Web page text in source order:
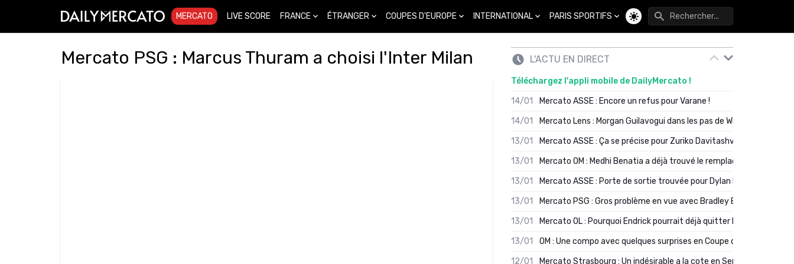
MERCATO LIVE SCORE FRANCE ÉTRANGER COUPES D'EUROPE INTERNATIONAL PARIS SPORTIFS
Changer de thème
Mercato PSG : Marcus Thuram a choisi l'Inter Milan L'ACTU EN DIRECT
Téléchargez l'appli mobile de DailyMercato !
14/01
Mercato ASSE : Encore un refus pour Varane !
14/01
Mercato Lens : Morgan Guilavogui dans les pas de Will Still ?
13/01
Mercato ASSE : Ça se précise pour Zuriko Davitashvili
13/01
Mercato OM : Medhi Benatia a déjà trouvé le remplaçant de Robinio
13/01
Mercato ASSE : Porte de sortie trouvée pour Dylan Batubinsika
13/01
Mercato PSG : Gros problème en vue avec Bradley Barcola ?
13/01
Mercato OL : Pourquoi Endrick pourrait déjà quitter Lyon en janvier
13/01
OM : Une compo avec quelques surprises en Coupe de France
12/01
Mercato Strasbourg : Un indésirable a la cote en Serie A